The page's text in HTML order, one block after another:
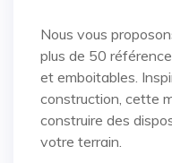
Nous vous
plus de 50
et emboitables.
construction, cette
construire des
votre terrain.